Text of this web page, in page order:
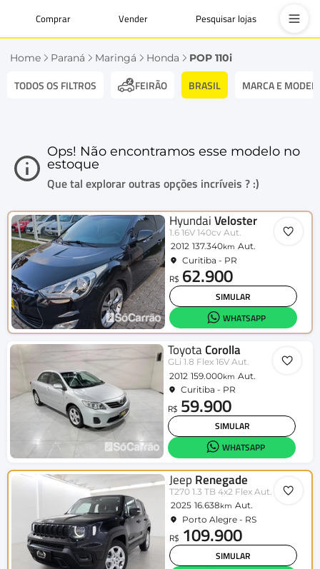
Comprar Vender Pesquisar lojas
Home Paraná Maringá Honda POP 110i
TODOS OS FILTROS FEIRÃO BRASIL MARCA E
Ops! Não encontramos esse modelo no
estoque
Que tal explorar outras opções incríveis ? :)
HyundaiVeloster
1.6 16V 140cv Aut.
2012 137.340km Aut.
Curitiba - PR
R$ 62.900
SIMULAR
WHATSAPP
ToyotaCorolla
GLi 1.8 Flex 16V Aut.
2012 159.000km Aut.
Curitiba - PR
R$ 59.900
SIMULAR
WHATSAPP
Jeep Renegade
T270 1.3 TB 4x2 Flex Aut.
2025 16.638km Aut.
Porto Alegre - RS
R$ 109.900
SIMULAR